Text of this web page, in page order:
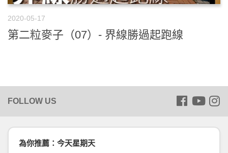
2020-05-17
第二粒麥子（07）- 界線勝過起跑線
為你推薦：今天星期天